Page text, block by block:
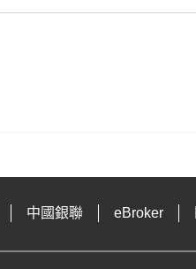
中國銀聯 eBroker